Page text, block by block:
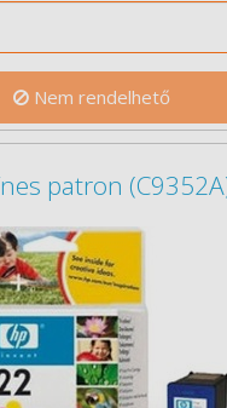
Nem rendelhető
patron